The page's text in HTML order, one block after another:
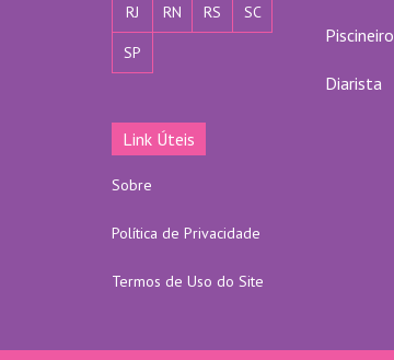
RJ RN RS SC
SP
Link Úteis
Sobre
Política de Privacidade
Termos de Uso do Site
Piscineiro
Diarista